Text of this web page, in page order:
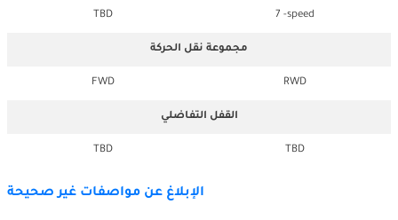
7 -speed
TBD
مجموعة نقل الحركة
RWD
FWD
القفل التفاضلي
TBD
TBD
الإبلاغ عن مواصفات غير صحيحة